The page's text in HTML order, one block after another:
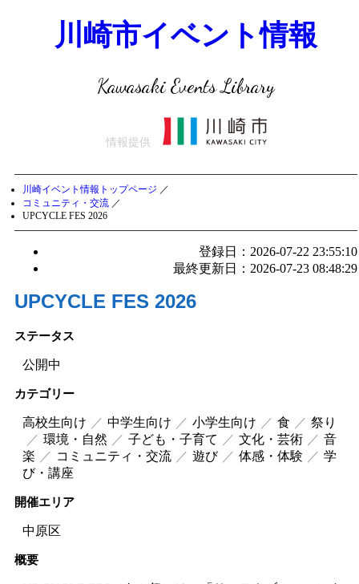
川崎市イベント情報
Kawasaki Events Library
情報提供
川崎イベント情報トップページ ／
コミュニティ・交流 ／
UPCYCLE FES 2026
登録日：2026-07-22 23:55:10
最終更新日：2026-07-23 08:48:29
UPCYCLE FES 2026
ステータス
公開中
カテゴリー
高校生向け 中学生向け 小学生向け 食
祭り
環境・自然
子ども・子育て 文化・芸術
音
楽
コミュニティ・交流 遊び 体感・体験
学
び・講座
開催エリア
中原区
概要